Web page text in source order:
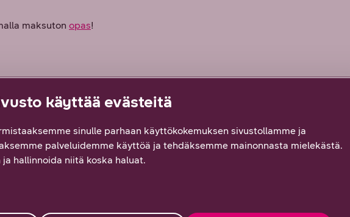
maksuton opas!
ymmärtää digitalisoituneen maailman
siitä yllättävän yksinkertaista tarjoamalla
ja odotukset ylittävää palvelua.
käyttää evästeitä
sinulle parhaan käyttökokemuksen sivustollamme ja
palveluidemme käyttöä ja tehdäksemme mainonnasta mielekästä.
hallinnoida niitä koska haluat.